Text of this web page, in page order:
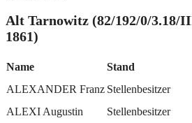
Alt Tarnowitz (82/192/0/3.18/
1861)
Name Stand
ALEXANDER Franz Stellenbesitzer
ALEXI Augustin
Stellenbesitzer